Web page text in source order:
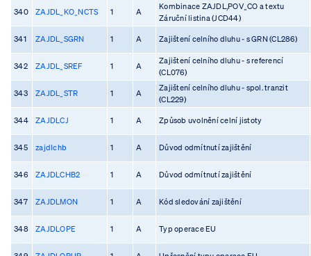
340 ZAJDL_KO_NCTS 1 A
Kombinace ZAJDL,POV_CO a textu
Záruční listina (JCD44)
341 ZAJDL_SGRN 1 A Zajištení celního dluhu - s GRN (CL286)
342 ZAJDL_SREF 1 A
Zajištení celního dluhu - s referencí
(CL076)
343 ZAJDL_STR 1 A
Zajištení celního dluhu - spol. tranzit
(CL229)
344 ZAJDLCJ 1 A Způsob uvolnění celní jistoty
345 zajdlchb 1 A Důvod odmítnutí zajištění
346 ZAJDLCHB2 1 A Důvod odmítnutí zajištění
347 ZAJDLMON 1 A Kód sledování zajištění
348 ZAJDLOPE 1 A Typ operace EU